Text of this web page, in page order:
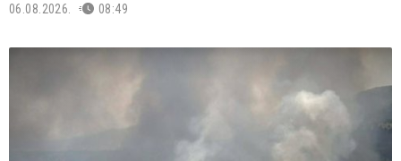
06.08.2026. 08:49